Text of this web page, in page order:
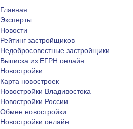
Главная
Эксперты
Новости
Рейтинг застройщиков
Недобросовестные застройщики
Выписка из ЕГРН онлайн
Новостройки
Карта новостроек
Новостройки Владивостока
Новостройки России
Обмен новостройки
Новостройки онлайн